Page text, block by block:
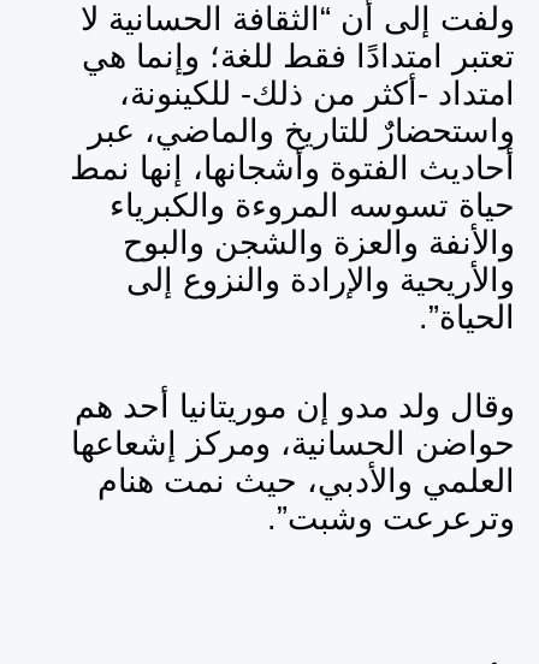
ولفت إلى أن “ الثقافة الحسانية لا
تعتبر امتدادًا فقط للغة؛ وإنما هي
امتداد -أكثر من ذلك- للكينونة،
واستحضارٌ للتاريخ والماضي، عبر
أحاديث الفتوة وأشجانها، إنها نمط
حياة تسوسه المروءة والكبرياء
والأنفة والعزة والشجن والبوح
والأريحية والإرادة والنزوع إلى
الحياة”.
وقال ولد مدو إن موريتانيا أحد هم
حواضن الحسانية، ومركز إشعاعها
العلمي والأدبي، حيث نمت هنام
وترعرعت وشبت”.